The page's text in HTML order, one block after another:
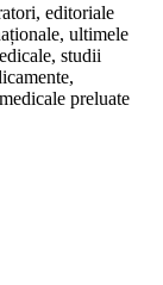
editoriale
ultimele
studii
preluate